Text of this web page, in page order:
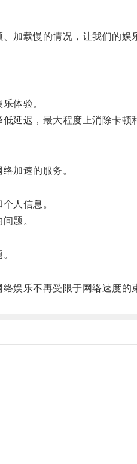
载慢的情况，让我们的娱
体验。
迟，最大程度上消除卡顿
加速的服务。
人信息。
题。
娱乐不再受限于网络速度的